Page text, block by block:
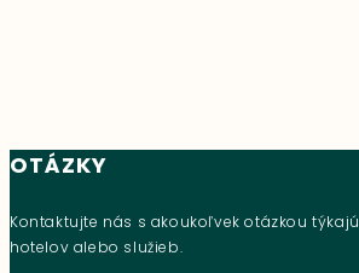
OTÁZKY
Kontaktujte nás s akoukoľvek otázkou
hotelov alebo služieb.